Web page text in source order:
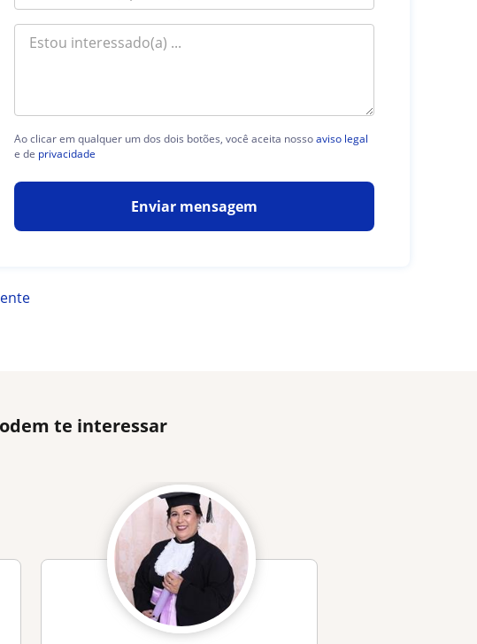
Ao clicar em qualquer um dos dois botões, você aceita nossoaviso legal
e de privacidade
Enviar mensagem
te interessar